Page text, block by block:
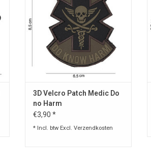
3D Velcro Patch Medic Do
no Harm
€3,90 *
* Incl. btw Excl. Verzendkosten